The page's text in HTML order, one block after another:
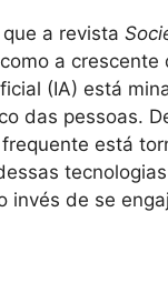
a revista
a crescente
(IA) está
das pessoas.
está
invés de se